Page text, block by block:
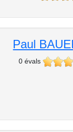
Paul
0 évals